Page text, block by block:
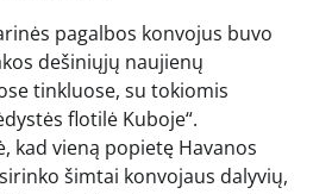
pagalbos konvojus buvo
dešiniųjų naujienų
tinkluose, su tokiomis
flotilė Kuboje“.
kad vieną popietę Havanos
šimtai konvojaus dalyvių,